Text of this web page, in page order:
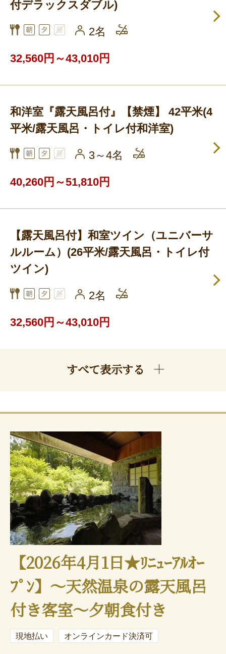
付デラックスダブル)
2名
32,560円～43,010円
和洋室『露天風呂付』【禁煙】 42平米(4
平米/露天風呂・トイレ付和洋室)
3～4名
40,260円～51,810円
【露天風呂付】和室ツイン（ユニバーサ
ルルーム）(26平米/露天風呂・トイレ付
ツイン)
2名
32,560円～43,010円
すべて表示する
【2026年4月1日★ﾘﾆｭｰｱﾙｵｰ
ﾌﾟﾝ】～天然温泉の露天風呂
付き客室～夕朝食付き
現地払い オンラインカード決済可